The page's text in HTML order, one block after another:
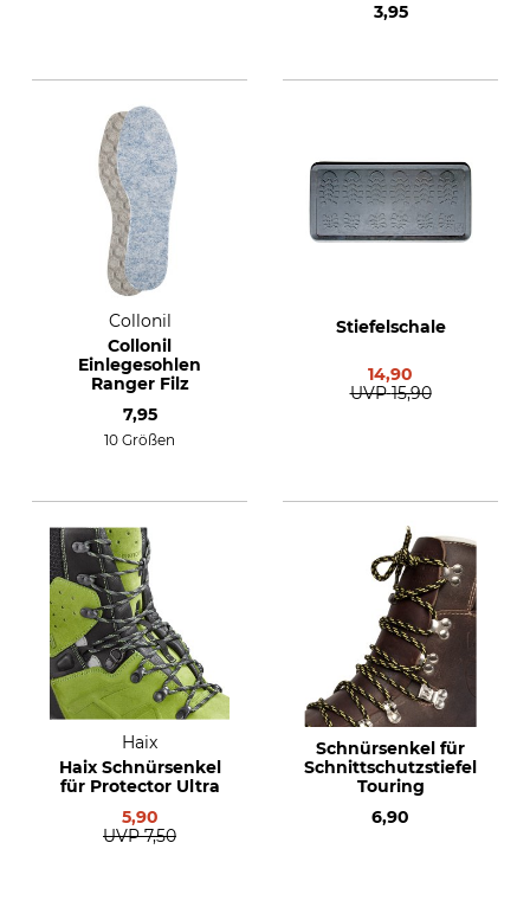
3,95
Collonil
Collonil
Einlegesohlen
Ranger Filz
7,95
10 Größen
Stiefelschale
14,90
UVP 15,90
Haix
Haix Schnürsenkel
für Protector Ultra
5,90
UVP 7,50
Schnürsenkel für
Schnittschutzstiefel
Touring
6,90